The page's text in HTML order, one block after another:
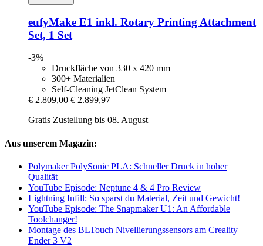
eufyMake E1 inkl. Rotary Printing Attachment
Set, 1 Set
-3%
Druckfläche von 330 x 420 mm
300+ Materialien
Self-Cleaning JetClean System
€ 2.809,00 € 2.899,97
Gratis Zustellung bis 08. August
Aus unserem Magazin:
Polymaker PolySonic PLA: Schneller Druck in hoher
Qualität
YouTube Episode: Neptune 4 & 4 Pro Review
Lightning Infill: So sparst du Material, Zeit und Gewicht!
YouTube Episode: The Snapmaker U1: An Affordable
Toolchanger!
Montage des BLTouch Nivellierungssensors am Creality
Ender 3 V2